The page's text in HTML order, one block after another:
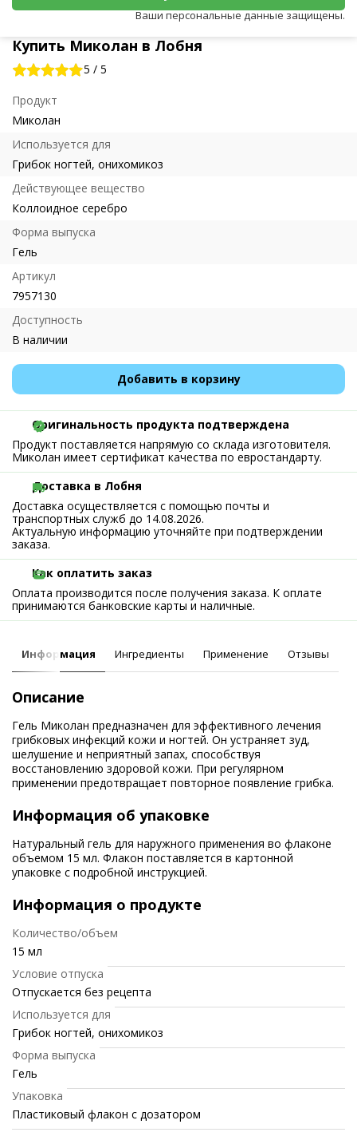
Купить Миколан в Лобня
5 / 5
Продукт
Миколан
Используется для
Грибок ногтей, онихомикоз
Действующее вещество
Коллоидное серебро
Форма выпуска
Гель
Артикул
7957130
Доступность
В наличии
Добавить в корзину
Ваши персональные данные защищены.
Оригинальность продукта подтверждена
Продукт поставляется напрямую со склада изготовителя.
Миколан имеет сертификат качества по евростандарту.
Доставка в Лобня
Доставка осуществляется с помощью почты и
транспортных служб до 14.08.2026.
Актуальную информацию уточняйте при подтверждении
заказа.
Как оплатить заказ
Оплата производится после получения заказа. К оплате
принимаются банковские карты и наличные.
Информация Ингредиенты Применение Отзывы
Описание
Гель Миколан предназначен для эффективного лечения
грибковых инфекций кожи и ногтей. Он устраняет зуд,
шелушение и неприятный запах, способствуя
восстановлению здоровой кожи. При регулярном
применении предотвращает повторное появление грибка.
Информация об упаковке
Натуральный гель для наружного применения во флаконе
объемом 15 мл. Флакон поставляется в картонной
упаковке с подробной инструкцией.
Информация о продукте
Количество/объем
15 мл
Условие отпуска
Отпускается без рецепта
Используется для
Грибок ногтей, онихомикоз
Форма выпуска
Гель
Упаковка
Пластиковый флакон с дозатором